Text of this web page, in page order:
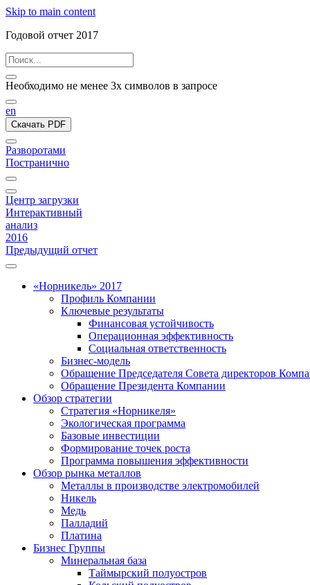
Skip to main content
Годовой отчет 2017
Необходимо не менее 3х символов в запросе
en
Скачать PDF
Разворотами
Постранично
Центр загрузки
Интерактивный
анализ
2016
Предыдущий отчет
«Норникель» 2017
Профиль Компании
Ключевые результаты
Финансовая устойчивость
Операционная эффективность
Социальная ответственность
Бизнес-модель
Обращение Председателя Совета директоров
Обращение Президента Компании
Обзор стратегии
Стратегия «Норникеля»
Экологическая программа
Базовые инвестиции
Формирование точек роста
Программа повышения эффективности
Обзор рынка металлов
Металлы в производстве электромобилей
Никель
Медь
Палладий
Платина
Бизнес Группы
Минеральная база
Таймырский полуостров